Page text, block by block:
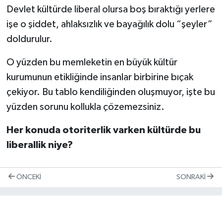
Devlet kültürde liberal olursa boş bıraktığı yerlere
işe o şiddet, ahlaksızlık ve bayağılık dolu “şeyler”
doldurulur.
O yüzden bu memleketin en büyük kültür
kurumunun etikliğinde insanlar birbirine bıçak
çekiyor. Bu tablo kendiliğinden oluşmuyor, işte bu
yüzden sorunu kollukla çözemezsiniz.
Her konuda otoriterlik varken kültürde bu
liberallik niye?
ÖNCEKI SONRAKI